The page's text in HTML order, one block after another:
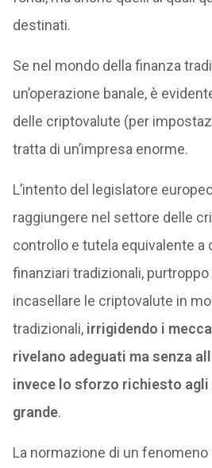
destinati.
Se nel mondo della finanza
un’operazione banale, è
delle criptovalute (per
tratta di un’impresa enorme.
L’intento del legislatore
raggiungere nel settore delle
controllo e tutela equivalente a
finanziari tradizionali,
incasellare le criptovalute in
tradizionali, irrigidendo i
rivelano adeguati ma senza
invece lo sforzo richiesto
grande.
La normazione di un